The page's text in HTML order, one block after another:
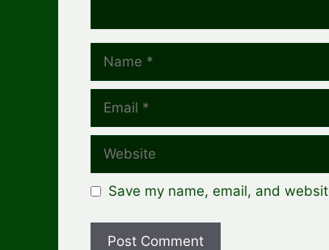
Name
Email
Website
Save my name, email, and